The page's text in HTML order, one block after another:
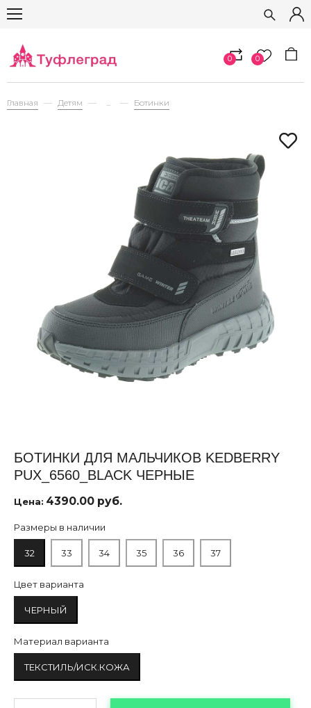
0 0
Главная Детям ... Ботинки
БОТИНКИ ДЛЯ МАЛЬЧИКОВ KEDBERRY
PUX_6560_BLACK ЧЕРНЫЕ
Цена: 4390.00 руб.
Размеры в наличии
32 33 34 35 36 37
Цвет варианта
ЧЕРНЫЙ
Материал варианта
ТЕКСТИЛЬ/ИСК.КОЖА